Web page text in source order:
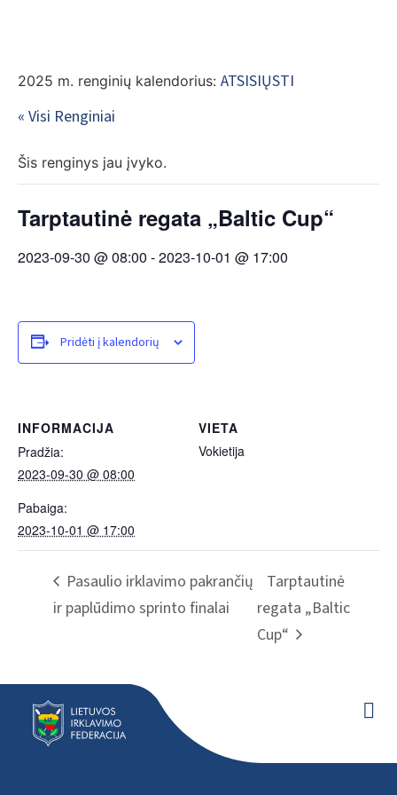
2025 m. renginių kalendorius: ATSISIŲSTI
« Visi Renginiai
Šis renginys jau įvyko.
Tarptautinė regata „Baltic Cup“
2023-09-30 @ 08:00 -2023-10-01 @ 17:00
Pridėti į kalendorių
INFORMACIJA
Pradžia:
2023-09-30 @ 08:00
Pabaiga:
2023-10-01 @ 17:00
VIETA
Vokietija
Pasaulio irklavimo pakrančių
ir paplūdimo sprinto finalai
Tarptautinė
regata „Baltic
Cup“